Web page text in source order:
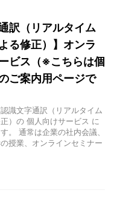
訳（リアルタイム
る修正）】オンラ
ビス（※こちらは個
ご案内用ページで
識文字通訳（リアルタイム
）の 個人向けサービス に
。 通常は企業の社内会議、
授業、オンラインセミナー